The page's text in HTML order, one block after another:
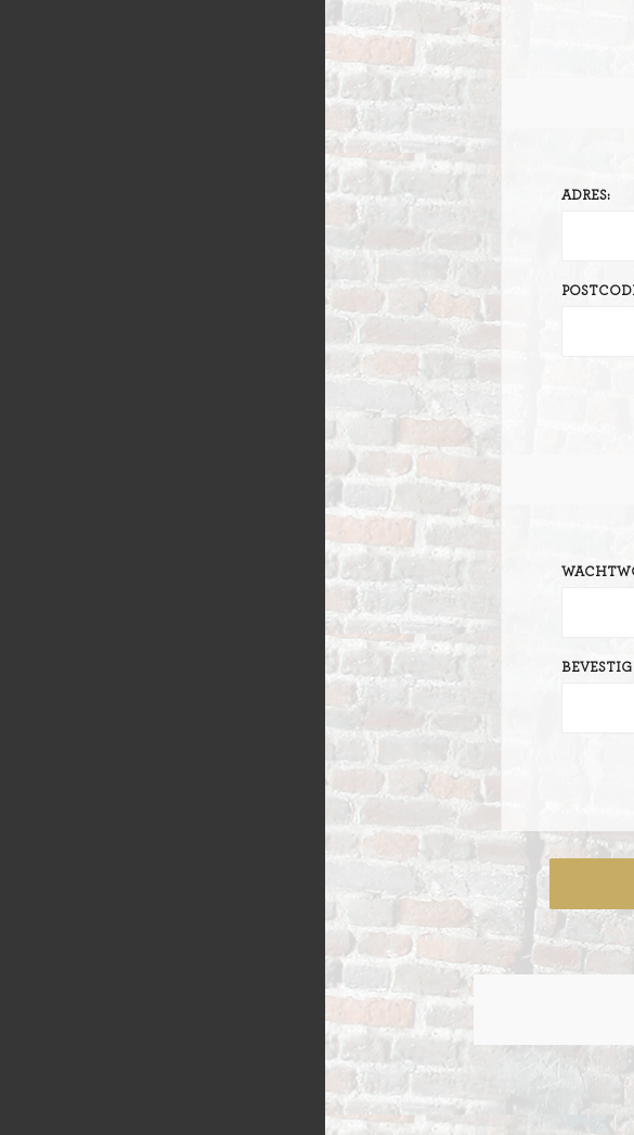
BUSBRODEN
GEVULD BROOD
BROODJES
STOKBROOD
RIJSTEVLAAI
KRUIMELVLAAI
VLAAI RASTER
OPEN VLAAI
LUXE VLAAI
SEIZOEN VLAAI
GEBAKJES
GÂTEAUX
ADRES: